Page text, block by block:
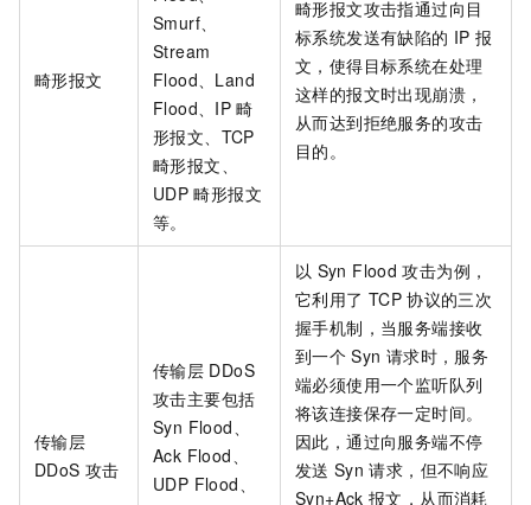
畸形报文
Smurf、
Stream
Flood、Land
Flood、IP 畸
形报文、TCP
畸形报文、
UDP 畸形报文
等。
畸形报文攻击指通过向目
标系统发送有缺陷的 IP 报
文，使得目标系统在处理
这样的报文时出现崩溃，
从而达到拒绝服务的攻击
目的。
传输层
DDoS 攻击
传输层 DDoS
攻击主要包括
Syn Flood、
Ack Flood、
UDP Flood、
以 Syn Flood 攻击为例，
它利用了 TCP 协议的三次
握手机制，当服务端接收
到一个 Syn 请求时，服务
端必须使用一个监听队列
将该连接保存一定时间。
因此，通过向服务端不停
发送 Syn 请求，但不响应
Syn+Ack 报文，从而消耗